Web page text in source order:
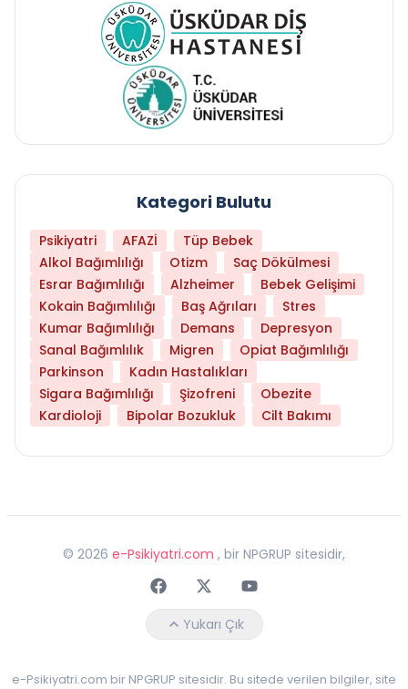
Kategori Bulutu
Psikiyatri AFAZİ
Tüp Bebek
Alkol Bağımlılığı
Otizm
Saç Dökülmesi
Esrar Bağımlılığı
Alzheimer
Bebek Gelişimi
Kokain Bağımlılığı
Baş Ağrıları
Stres
Kumar Bağımlılığı
Demans
Depresyon
Sanal Bağımlılık
Migren
Opiat Bağımlılığı
Parkinson
Kadın Hastalıkları
Sigara Bağımlılığı
Şizofreni
Obezite
Kardioloji
Bipolar Bozukluk Cilt Bakımı
© 2026 e-Psikiyatri.com , bir NPGRUP sitesidir,
FaceebokTwitterYoutube
Yukarı Çık
e-Psikiyatri.com bir NPGRUP sitesidir. Bu sitede verilen bilgiler, site